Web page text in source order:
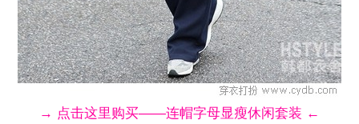
→ 点击这里购买——连帽字母显瘦休闲套装 ←